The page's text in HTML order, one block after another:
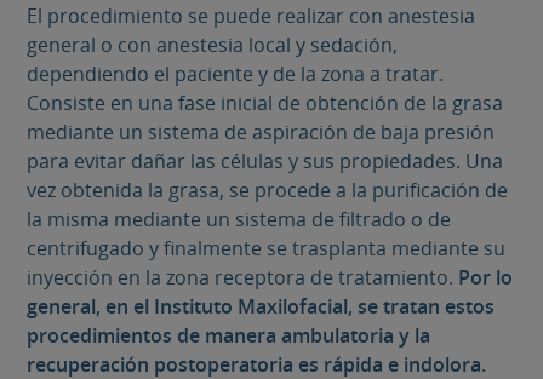
El procedimiento se puede realizar con anestesia
general o con anestesia local y sedación,
dependiendo el paciente y de la zona a tratar.
Consiste en una fase inicial de obtención de la grasa
mediante un sistema de aspiración de baja presión
para evitar dañar las células y sus propiedades. Una
vez obtenida la grasa, se procede a la purificación de
la misma mediante un sistema de filtrado o de
centrifugado y finalmente se trasplanta mediante su
inyección en la zona receptora de tratamiento. Por lo
general, en el Instituto Maxilofacial, se tratan estos
procedimientos de manera ambulatoria y la
recuperación postoperatoria es rápida e indolora.